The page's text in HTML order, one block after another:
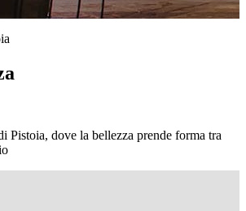
Pistoia, dove la bellezza prende forma tra